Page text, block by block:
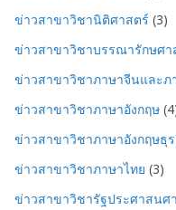
ข่าวสาขาวิชานิติศาสตร์ (3)
ข่าวสาขาวิชาบรรณารักษศ
ข่าวสาขาวิชาภาษาจีนและภ
ข่าวสาขาวิชาภาษาอังกฤษ
ข่าวสาขาวิชาภาษาอังกฤษธุ
ข่าวสาขาวิชาภาษาไทย (3)
ข่าวสาขาวิชารัฐประศาสนศ